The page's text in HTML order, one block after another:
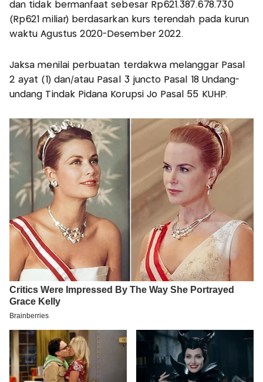
dan tidak bermanfaat sebesar Rp621.387.678.730
(Rp621 miliar) berdasarkan kurs terendah pada kurun
waktu Agustus 2020-Desember 2022.
Jaksa menilai perbuatan terdakwa melanggar Pasal
2 ayat (1) dan/atau Pasal 3 juncto Pasal 18 Undang-
undang Tindak Pidana Korupsi Jo Pasal 55 KUHP.